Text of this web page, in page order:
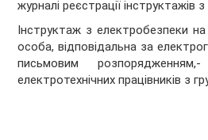
журналі реєстрації інструктажів
Інструктаж з електробезпеки
особа, відповідальна за
письмовим
електротехнічних працівників з